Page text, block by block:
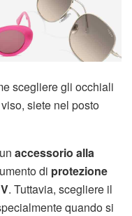
scegliere gli occhiali
siete nel posto
accessorio alla
di protezione
. Tuttavia, scegliere il
quando si